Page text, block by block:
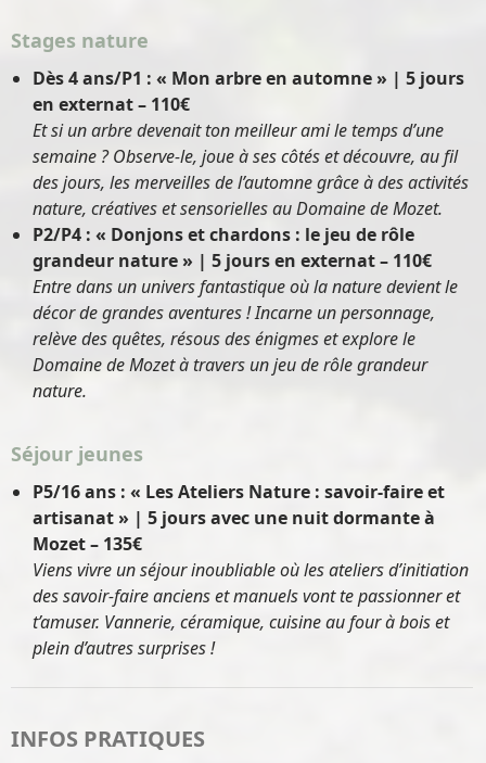
Stages nature
Dès 4 ans/P1 : « Mon arbre en automne » | 5 jours
en externat – 110€
Et si un arbre devenait ton meilleur ami le temps d’une
semaine ? Observe-le, joue à ses côtés et découvre, au fil
des jours, les merveilles de l’automne grâce à des activités
nature, créatives et sensorielles au Domaine de Mozet.
P2/P4 : « Donjons et chardons : le jeu de rôle
grandeur nature » | 5 jours en externat – 110€
Entre dans un univers fantastique où la nature devient le
décor de grandes aventures ! Incarne un personnage,
relève des quêtes, résous des énigmes et explore le
Domaine de Mozet à travers un jeu de rôle grandeur
nature.
Séjour jeunes
P5/16 ans : « Les Ateliers Nature : savoir-faire et
artisanat » | 5 jours avec une nuit dormante à
Mozet – 135€
Viens vivre un séjour inoubliable où les ateliers d’initiation
des savoir-faire anciens et manuels vont te passionner et
t’amuser. Vannerie, céramique, cuisine au four à bois et
plein d’autres surprises !
INFOS PRATIQUES